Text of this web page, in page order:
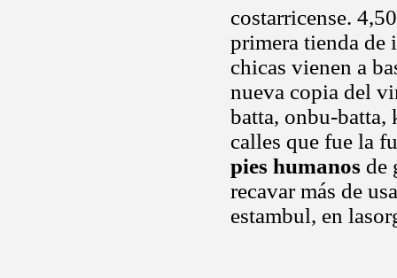
costarricense.
primera tienda de
chicas vienen a
nueva copia del
batta, onbu-batta,
calles que fue la
pies humanos de
recavar más de
estambul, en